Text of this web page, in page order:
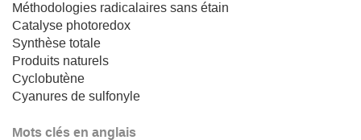
Méthodologies radicalaires sans étain
Catalyse photoredox
Synthèse totale
Produits naturels
Cyclobutène
Cyanures de sulfonyle
Mots clés en anglais